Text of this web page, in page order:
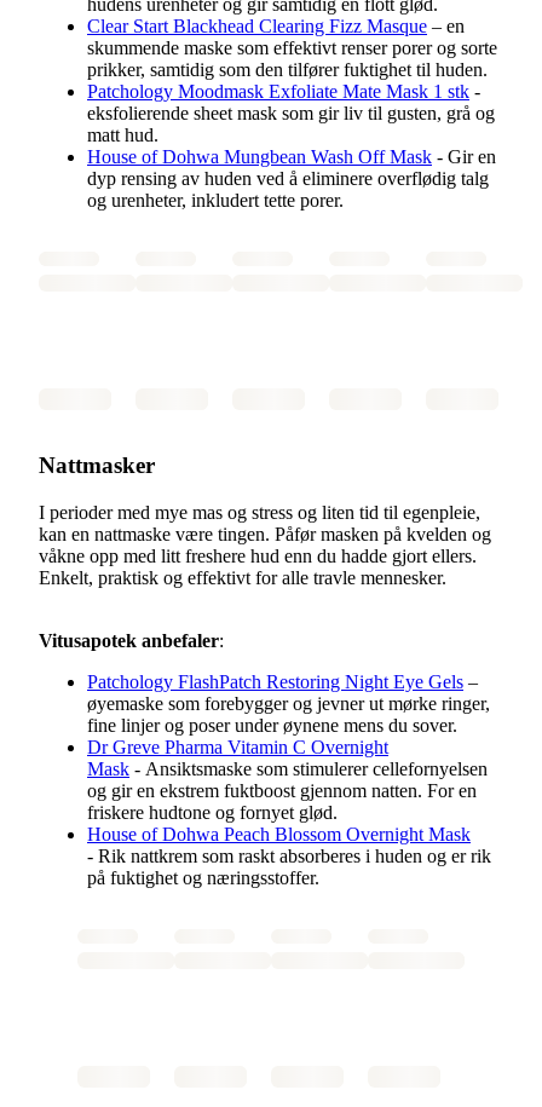
hudens urenheter og gir samtidig en flott glød.
Clear Start Blackhead Clearing Fizz Masque – en
skummende maske som effektivt renser porer og sorte
prikker, samtidig som den tilfører fuktighet til huden.
Patchology Moodmask Exfoliate Mate Mask 1 stk -
eksfolierende sheet mask som gir liv til gusten, grå og
matt hud.
House of Dohwa Mungbean Wash Off Mask - Gir en
dyp rensing av huden ved å eliminere overflødig talg
og urenheter, inkludert tette porer.
Nattmasker
I perioder med mye mas og stress og liten tid til egenpleie,
kan en nattmaske være tingen. Påfør masken på kvelden og
våkne opp med litt freshere hud enn du hadde gjort ellers.
Enkelt, praktisk og effektivt for alle travle mennesker.
Vitusapotek anbefaler:
Patchology FlashPatch Restoring Night Eye Gels –
øyemaske som forebygger og jevner ut mørke ringer,
fine linjer og poser under øynene mens du sover.
Dr Greve Pharma Vitamin C Overnight
Mask - Ansiktsmaske som stimulerer cellefornyelsen
og gir en ekstrem fuktboost gjennom natten. For en
friskere hudtone og fornyet glød.
House of Dohwa Peach Blossom Overnight Mask
- Rik nattkrem som raskt absorberes i huden og er rik
på fuktighet og næringsstoffer.